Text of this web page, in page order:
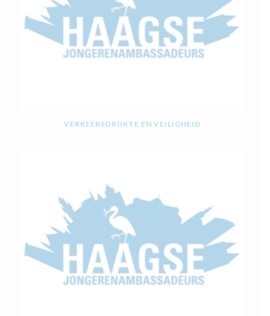
VERKEERSDRUKTE EN VEILIGHEID